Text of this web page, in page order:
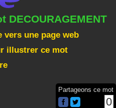
DECOURAGEMENT
vers une page web
illustrer ce mot
Partageons ce mot
0